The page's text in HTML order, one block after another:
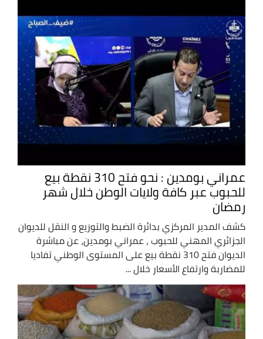
عمراني بومدين : نحو فتح 310 نقطة بيع
للحبوب عبر كافة ولايات الوطن خلال شهر
رمضان
كشف المدير المركزي بدائرة الضبط والتوزيع و النقل للديوان
الجزائري المهني للحبوب ، عمراني بومدين، عن مباشرة
الديوان فتح 310 نقطة بيع على المستوى الوطني تفاديا
للمضاربة وارتفاع الأسعار خلال ...